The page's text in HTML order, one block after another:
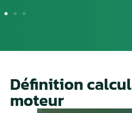
Définition
moteur